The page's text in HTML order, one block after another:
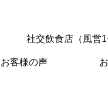
社交飲食店（風営1
お客様の声